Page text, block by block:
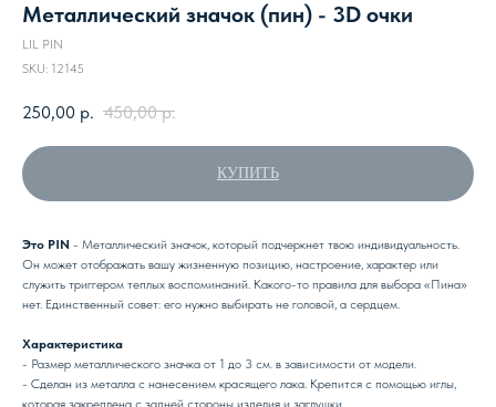
Металлический значок (пин) - 3D очки
LIL PIN
SKU: 12145
250,00 р. 450,00 р.
КУПИТЬ
Это PIN - Металлический значок, который подчеркнет твою индивидуальность.
Он может отображать вашу жизненную позицию, настроение, характер или
служить триггером теплых воспоминаний. Какого-то правила для выбора «Пина»
нет. Единственный совет: его нужно выбирать не головой, а сердцем.
Характеристика
- Размер металлического значка от 1 до 3 см. в зависимости от модели.
- Сделан из металла с нанесением красящего лака. Крепится с помощью иглы,
которая закреплена с задней стороны изделия и заглушки.